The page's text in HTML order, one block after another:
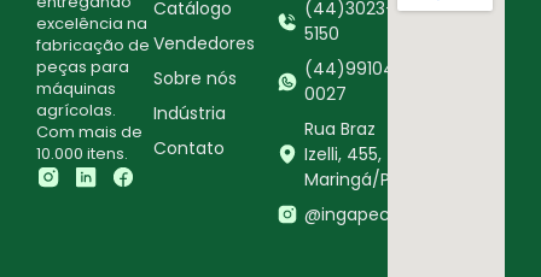
excelência na
fabricação de
peças para
máquinas
agrícolas.
Com mais de
10.000 itens.
Catálogo
Vendedores
Sobre nós
Indústria
Contato
(44)3023-
5150
(44)99104-
0027
Rua Braz
Izelli, 455,
Maringá/PR
@ingapecasagricolas